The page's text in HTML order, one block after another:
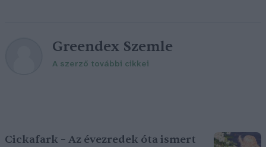
Greendex Szemle
A szerző további cikkei
Cickafark – Az évezredek óta ismert